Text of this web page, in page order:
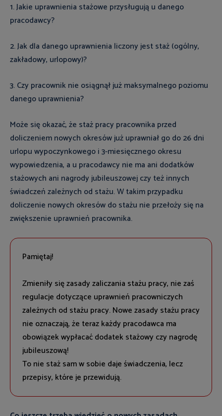
1. Jakie uprawnienia stażowe przysługują u danego
pracodawcy?
2. Jak dla danego uprawnienia liczony jest staż (ogólny,
zakładowy, urlopowy)?
3. Czy pracownik nie osiągnął już maksymalnego poziomu
danego uprawnienia?
Może się okazać, że staż pracy pracownika przed
doliczeniem nowych okresów już uprawniał go do 26 dni
urlopu wypoczynkowego i 3-miesięcznego okresu
wypowiedzenia, a u pracodawcy nie ma ani dodatków
stażowych ani nagrody jubileuszowej czy też innych
świadczeń zależnych od stażu. W takim przypadku
doliczenie nowych okresów do stażu nie przełoży się na
zwiększenie uprawnień pracownika.
Pamiętaj!
Zmieniły się zasady zaliczania stażu pracy, nie zaś
regulacje dotyczące uprawnień pracowniczych
zależnych od stażu pracy. Nowe zasady stażu pracy
nie oznaczają, że teraz każdy pracodawca ma
obowiązek wypłacać dodatek stażowy czy nagrodę
jubileuszową!
To nie staż sam w sobie daje świadczenia, lecz
przepisy, które je przewidują.